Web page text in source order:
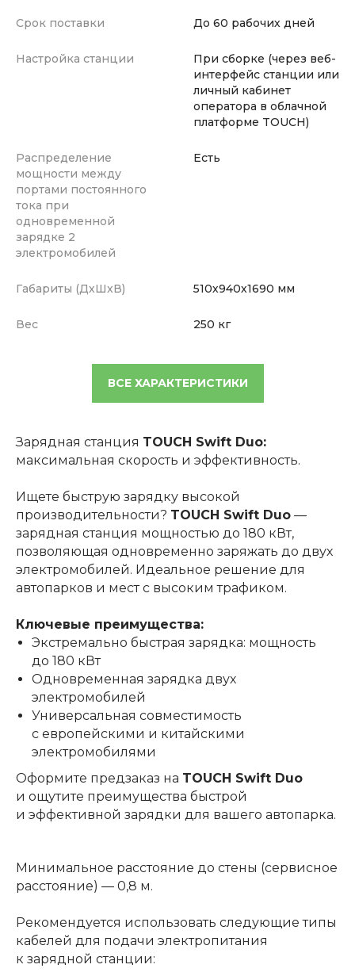
Срок поставки До 60 рабочих дней
Настройка станции
При сборке (через веб-
интерфейс станции или
личный кабинет
оператора в облачной
платформе TOUCH)
Распределение
мощности между
портами постоянного
тока при
одновременной
зарядке 2
электромобилей
Есть
Габариты (ДхШхВ) 510х940х1690 мм
Вес 250 кг
ВСЕ ХАРАКТЕРИСТИКИ
Зарядная станция TOUCH Swift Duo:
максимальная скорость и эффективность.
Ищете быструю зарядку высокой
производительности? TOUCH Swift Duo —
зарядная станция мощностью до 180 кВт,
позволяющая одновременно заряжать до двух
электромобилей. Идеальное решение для
автопарков и мест с высоким трафиком.
Ключевые преимущества:
Экстремально быстрая зарядка: мощность
до 180 кВт
Одновременная зарядка двух
электромобилей
Универсальная совместимость
с европейскими и китайскими
электромобилями
Оформите предзаказ на TOUCH Swift Duo
и ощутите преимущества быстрой
и эффективной зарядки для вашего автопарка.
Минимальное расстояние до стены (сервисное
расстояние) — 0,8 м.
Рекомендуется использовать следующие типы
кабелей для подачи электропитания
к зарядной станции: